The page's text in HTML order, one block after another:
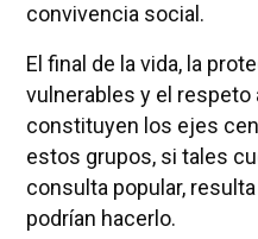
convivencia social.
El final de la vida, la
vulnerables y el respeto
constituyen los ejes
estos grupos, si tales
consulta popular,
podrían hacerlo.